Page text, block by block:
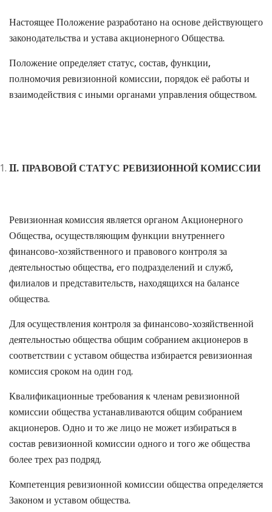
Настоящее Положение разработано на основе действующего
законодательства и устава акционерного Общества.
Положение определяет статус, состав, функции,
полномочия ревизионной комиссии, порядок её работы и
взаимодействия с иными органами управления обществом.
II. ПРАВОВОЙ СТАТУС РЕВИЗИОННОЙ КОМИССИИ
Ревизионная комиссия является органом Акционерного
Общества, осуществляющим функции внутреннего
финансово-хозяйственного и правового контроля за
деятельностью общества, его подразделений и служб,
филиалов и представительств, находящихся на балансе
общества.
Для осуществления контроля за финансово-хозяйственной
деятельностью общества общим собранием акционеров в
соответствии с уставом общества избирается ревизионная
комиссия сроком на один год.
Квалификационные требования к членам ревизионной
комиссии общества устанавливаются общим собранием
акционеров. Одно и то же лицо не может избираться в
состав ревизионной комиссии одного и того же общества
более трех раз подряд.
Компетенция ревизионной комиссии общества определяется
Законом и уставом общества.